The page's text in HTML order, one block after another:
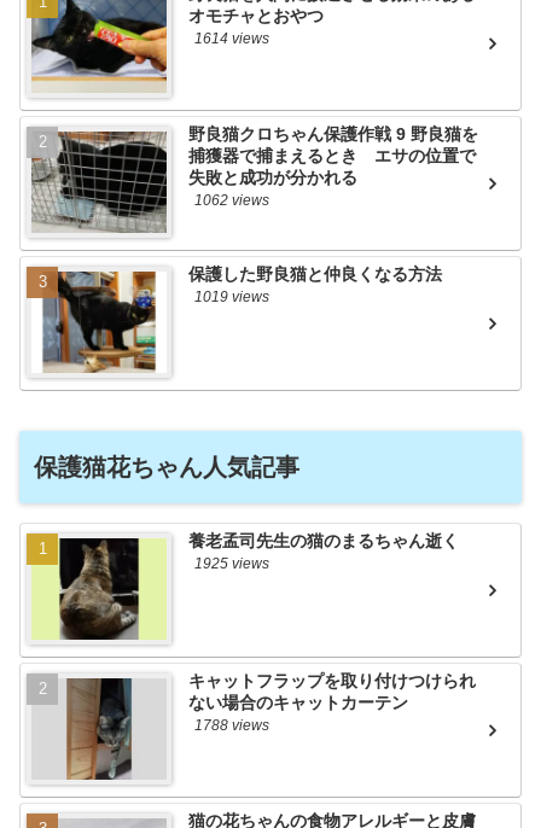
オモチャとおやつ
1614 views
野良猫クロちゃん保護作戦 9 野良猫を
捕獲器で捕まえるとき エサの位置で
失敗と成功が分かれる
1062 views
保護した野良猫と仲良くなる方法
1019 views
保護猫花ちゃん人気記事
養老孟司先生の猫のまるちゃん逝く
1925 views
キャットフラップを取り付けつけられ
ない場合のキャットカーテン
1788 views
猫の花ちゃんの食物アレルギーと皮膚